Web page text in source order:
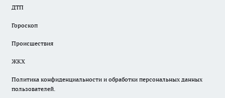
ДТП
Гороскоп
Происшествия
ЖКХ
Политика конфиденциальности и обработки персональных данных
пользователей.